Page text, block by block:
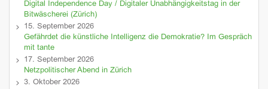
Digital Independence Day / Digitaler Unabhängigkeitstag in der
Bitwäscherei (Zürich)
15. September 2026
Gefährdet die künstliche Intelligenz die Demokratie? Im Gespräch
mit tante
17. September 2026
Netzpolitischer Abend in Zürich
3. Oktober 2026